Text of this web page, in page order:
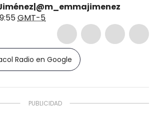
GMT-5
Radio en Google